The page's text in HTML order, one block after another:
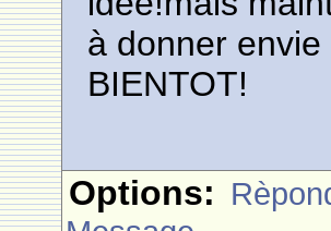
à donner
BIENTOT!
Options: